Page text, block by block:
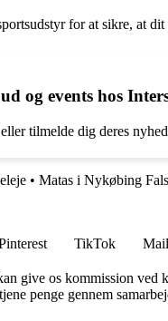
for at sikre, at
og events hos
tilmelde dig deres
• Matas i Nykøbing
TikTok Mail
give os kommission ved
penge gennem